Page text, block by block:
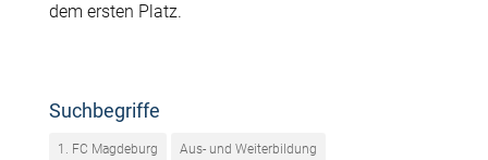
dem ersten Platz.
Suchbegriffe
1. FC Magdeburg Aus- und Weiterbildung